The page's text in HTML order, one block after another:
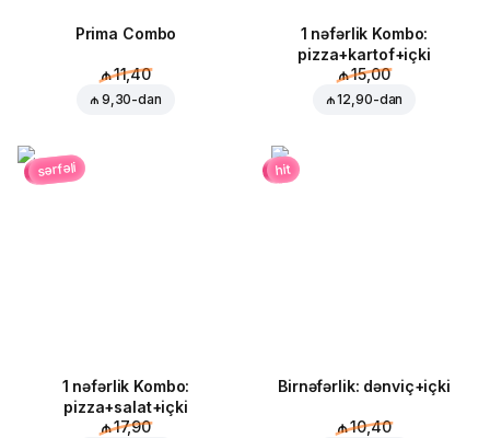
Prima Combo
₼ 11,40
₼ 9,30-dan
1 nəfərlik Kombo:
pizza+kartof+içki
₼ 15,00
₼ 12,90-dan
sərfəli
1 nəfərlik Kombo:
pizza+salat+içki
₼ 17,90
hit
Birnəfərlik: dənviç+içki
₼ 10,40